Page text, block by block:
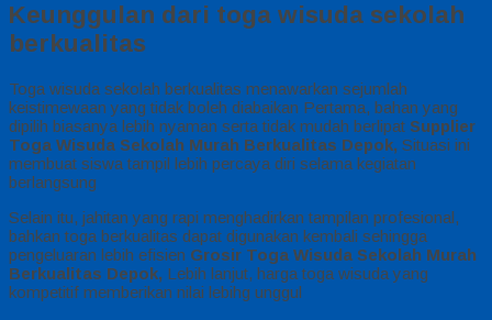
Keunggulan dari toga wisuda sekolah
berkualitas
Toga wisuda sekolah berkualitas menawarkan sejumlah
keistimewaan yang tidak boleh diabaikan Pertama, bahan yang
dipilih biasanya lebih nyaman serta tidak mudah berlipat Supplier
Toga Wisuda Sekolah Murah Berkualitas Depok, Situasi ini
membuat siswa tampil lebih percaya diri selama kegiatan
berlangsung
Selain itu, jahitan yang rapi menghadirkan tampilan profesional,
bahkan toga berkualitas dapat digunakan kembali sehingga
pengeluaran lebih efisien Grosir Toga Wisuda Sekolah Murah
Berkualitas Depok, Lebih lanjut, harga toga wisuda yang
kompetitif memberikan nilai lebihg unggul